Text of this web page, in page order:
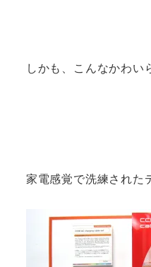
しかも、こんなかわ
家電感覚で洗練された